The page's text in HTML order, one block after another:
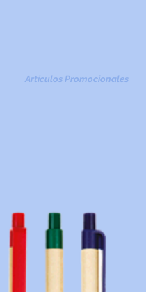
Artículos Promocionales